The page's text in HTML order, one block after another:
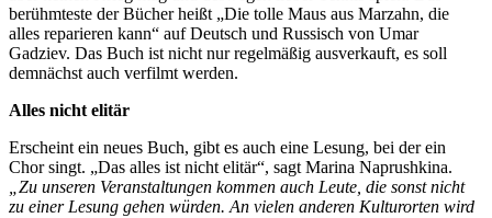
berühmteste der Bücher heißt „Die tolle Maus aus Marzahn, die
alles reparieren kann“ auf Deutsch und Russisch von Umar
Gadziev. Das Buch ist nicht nur regelmäßig ausverkauft, es soll
demnächst auch verfilmt werden.
Alles nicht elitär
Erscheint ein neues Buch, gibt es auch eine Lesung, bei der ein
Chor singt. „Das alles ist nicht elitär“, sagt Marina Naprushkina.
„Zu unseren Veranstaltungen kommen auch Leute, die sonst nicht
zu einer Lesung gehen würden. An vielen anderen Kulturorten wird